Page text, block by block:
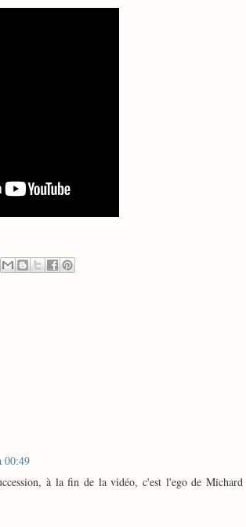
00:49
à la fin de la vidéo, c'est l'ego de Michard